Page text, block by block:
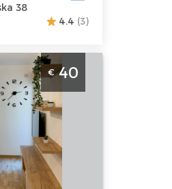
38
4.4 (3)
Kutak
za 4 osobe,
cena 60
4
: 35
€40